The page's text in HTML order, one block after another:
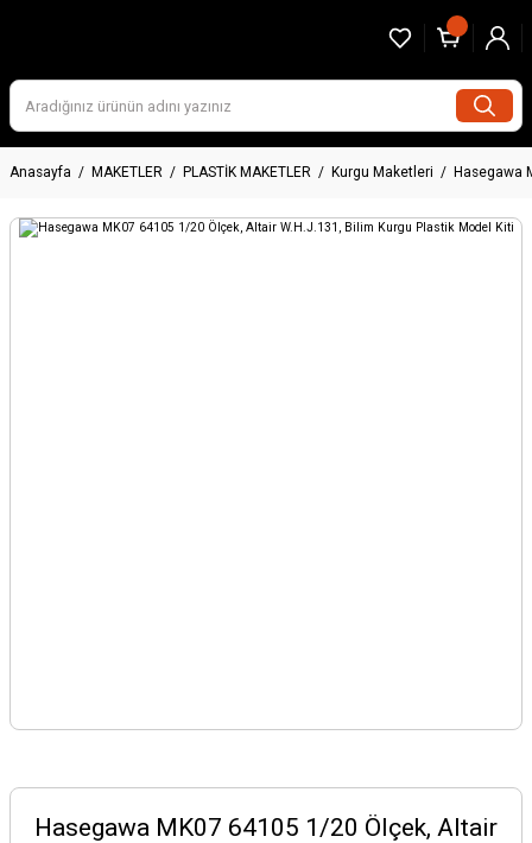
Anasayfa MAKETLER PLASTİK MAKETLER Kurgu Maketleri Hasegawa
Hasegawa MK07 64105 1/20 Ölçek, Altair